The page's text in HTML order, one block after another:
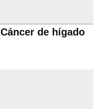
Cáncer de hígado